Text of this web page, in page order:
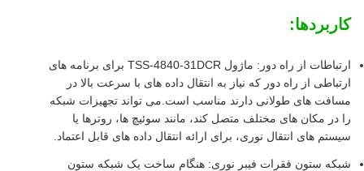
کاربردها:
ارتباطات از راه دور: ماژول TSS-4840-31DCR برای برنامه های
ارتباطی از راه دور که نیاز به انتقال داده های با سرعت بالا در
مسافت های طولانی دارند مناسب است.می تواند تجهیزات شبکه
را در مکان های مختلف متصل کند، مانند سوئیچ ها، روترها یا
سیستم های انتقال نوری، برای ارائه انتقال داده های قابل اعتماد.
شبکه ستون فقرات فیبر نوری: هنگام ساخت یک شبکه ستون